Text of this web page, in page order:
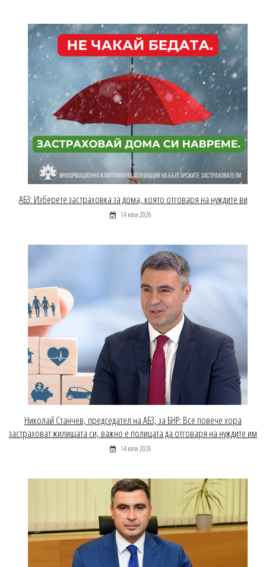
АБЗ: Изберете застраховка за дома, която отговаря на нуждите ви
14 юли 2026
Николай Станчев, председател на АБЗ, за БНР: Все повече хора
застраховат жилищата си, важно е полицата да отговаря на нуждите им
14 юли 2026